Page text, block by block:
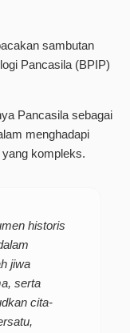
sambutan
Pancasila (BPIP)
Pancasila sebagai
menghadapi
kompleks.
historis
jiwa
serta
cita-